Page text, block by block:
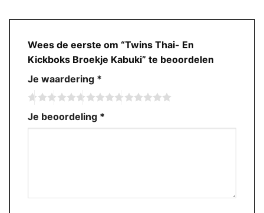
Wees de eerste om “Twins Thai- En
Kickboks Broekje Kabuki” te beoordelen
Je waardering *
Je beoordeling *